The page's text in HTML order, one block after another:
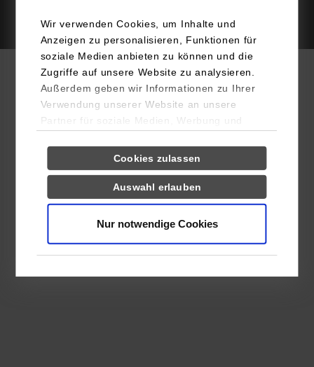
Wir verwenden Cookies, um Inhalte und
Anzeigen zu personalisieren, Funktionen für
soziale Medien anbieten zu können und die
Zugriffe auf unsere Website zu analysieren.
Außerdem geben wir Informationen zu Ihrer
Verwendung unserer Website an unsere
Partner für soziale Medien, Werbung und
YouTube, Google Maps) führen diese
Informationen möglicherweise mit weiteren
Daten zusammen, die Sie ihnen bereitgestellt
haben oder die sie im Rahmen Ihrer Nutzung
Notwendig
Präferenzen
Statistiken
Drittanbieter-Cookies (u.a.
Cookies zulassen
Auswahl erlauben
Nur notwendige Cookies